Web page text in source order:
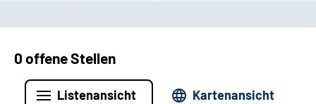
0 offene Stellen
Listenansicht Kartenansicht